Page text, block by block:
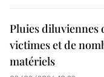
Pluies diluviennes
victimes et de
matériels